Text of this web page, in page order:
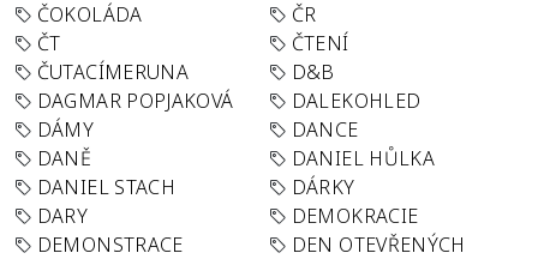
ČOKOLÁDA
ČR
ČT
ČTENÍ
ČUTACÍMERUNA
D&B
DAGMAR POPJAKOVÁ
DALEKOHLED
DÁMY
DANCE
DANĚ
DANIEL HŮLKA
DANIEL STACH
DÁRKY
DARY
DEMOKRACIE
DEMONSTRACE
DEN OTEVŘENÝCH